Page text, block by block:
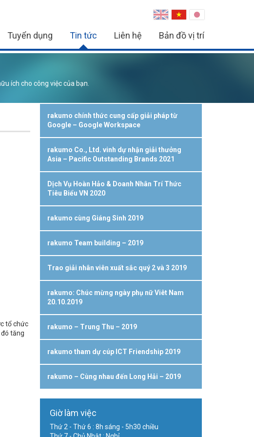
Tuyển dụng Tin tức Liên hệ Bản đồ vị trí
ích cho công việc của bạn.
tổ chức
tăng
rakumo chính thức cung cấp giải pháp từ
Google – Google Workspace
rakumo Co., Ltd. vinh dự nhận giải thưởng
Asia – Pacific Outstanding Brands 2021
Dịch Vụ Hoàn Hảo & Doanh Nhân Trí Thức
Tiêu Biểu VN 2020
rakumo cùng Giáng Sinh 2019
rakumo Team building – 2019
Trao giải nhân viên xuất sắc quý 2 và 3 2019
rakumo: Chúc mừng ngày phụ nữ Viêt Nam
20.10.2019
rakumo – Trung Thu – 2019
rakumo tham dự cúp ICT Friendship 2019
rakumo – Cùng nhau đến Long Hải – 2019
Giờ làm việc
Thứ 2 - Thứ 6 : 8h sáng - 5h30 chiều